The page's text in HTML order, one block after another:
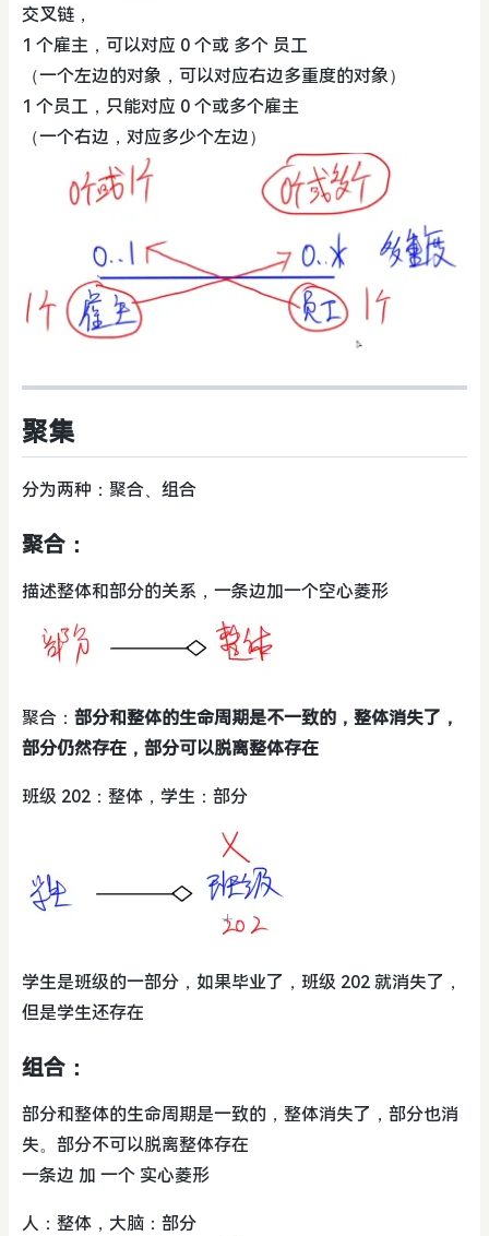
交叉链，
1 个雇主，可以对应 0 个或 多个 员工
（一个左边的对象，可以对应右边多重度的对象）
1 个员工，只能对应 0 个或多个雇主
（一个右边，对应多少个左边）
聚集
分为两种：聚合、组合
聚合：
描述整体和部分的关系，一条边加一个空心菱形
聚合： 部分和整体的生命周期是不一致的，整体消失了，
部分仍然存在，部分可以脱离整体存在
班级 202：整体，学生：部分
学生是班级的一部分，如果毕业了，班级 202 就消失了，
但是学生还存在
组合：
部分和整体的生命周期是一致的，整体消失了，部分也消
失。部分不可以脱离整体存在
一条边 加 一个 实心菱形
人：整体，大脑：部分